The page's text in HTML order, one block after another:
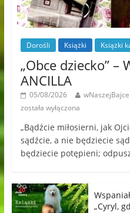
Dorośli Książki Książki
„Obce dziecko” –
ANCILLA
05/08/2026 wNaszejBajce
została wyłączona
„Bądźcie miłosierni, jak
sądźcie, a nie będziecie
będziecie potępieni;
„Cyryl,